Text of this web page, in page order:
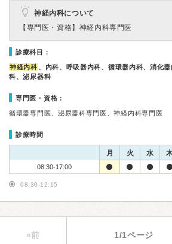
神経内科について
【専門医・資格】 神経内科専門医
診療科目：
神経内科 、内科、呼吸器内科、循環器内科、消化
科、泌尿器科
専門医・資格：
循環器専門医、泌尿器科専門医、神経内科専門医
診療時間
月 火 水
08:30-17:00
08:30-12:15
«前 1/1ページ